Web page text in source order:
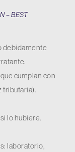
– BEST
debidamente
cumplan con
tributaria).
lo hubiere.
laboratorio,